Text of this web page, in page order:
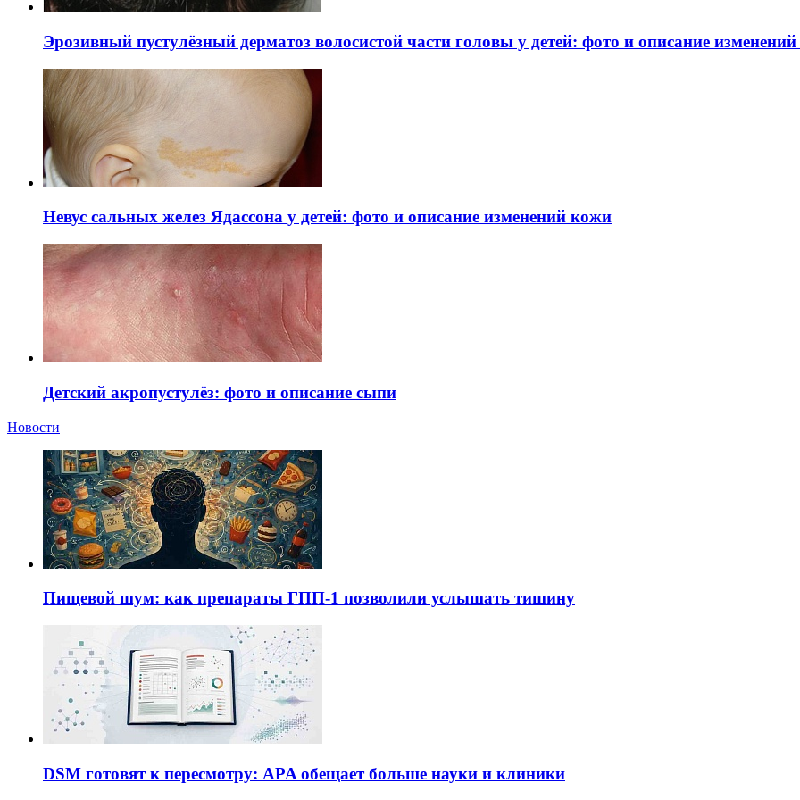
Эрозивный пустулёзный дерматоз волосистой части головы у детей: фото и описание
Невус сальных желез Ядассона у детей: фото и описание изменений кожи
Детский акропустулёз: фото и описание сыпи
Новости
Пищевой шум: как препараты ГПП-1 позволили услышать тишину
DSM готовят к пересмотру: APA обещает больше науки и клиники